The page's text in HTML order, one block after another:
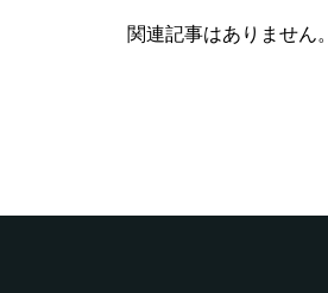
関連記事はありません。